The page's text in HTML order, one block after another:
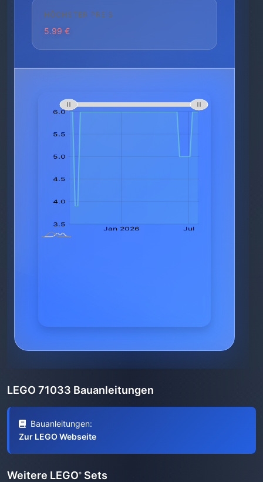
HÖCHSTER PREIS
5.99 €
LEGO 71033 Bauanleitungen
Bauanleitungen:
Zur LEGO Webseite
Weitere LEGO® Sets